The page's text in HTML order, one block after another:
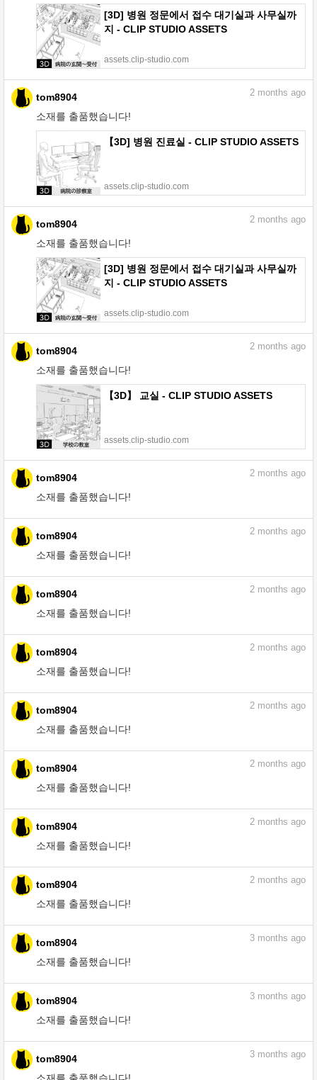
[3D] 병원 정문에서 접수 대기실과 사무실까
지 - CLIP STUDIO ASSETS
assets.clip-studio.com
tom8904
소재를 출품했습니다!
2 months ago
【3D] 병원 진료실 - CLIP STUDIO ASSETS
assets.clip-studio.com
tom8904
소재를 출품했습니다!
2 months ago
[3D] 병원 정문에서 접수 대기실과 사무실까
지 - CLIP STUDIO ASSETS
assets.clip-studio.com
tom8904
소재를 출품했습니다!
2 months ago
【3D】 교실 - CLIP STUDIO ASSETS
assets.clip-studio.com
tom8904
소재를 출품했습니다!
2 months ago
tom8904
소재를 출품했습니다!
2 months ago
tom8904
소재를 출품했습니다!
2 months ago
tom8904
소재를 출품했습니다!
2 months ago
tom8904
소재를 출품했습니다!
2 months ago
tom8904
소재를 출품했습니다!
2 months ago
tom8904
소재를 출품했습니다!
2 months ago
tom8904
소재를 출품했습니다!
2 months ago
tom8904
소재를 출품했습니다!
3 months ago
tom8904
소재를 출품했습니다!
3 months ago
tom8904
3 months ago